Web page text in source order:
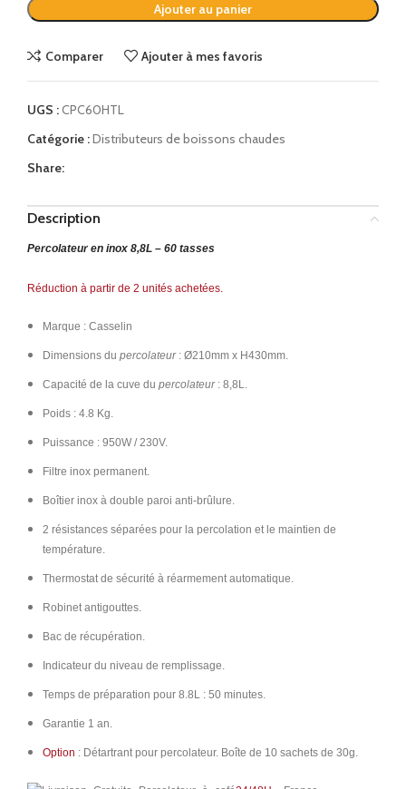
Ajouter au panier
Comparer Ajouter à mes favoris
UGS :CPC60HTL
Catégorie :Distributeurs de boissons chaudes
Share:
Description
Percolateur en inox 8,8L – 60 tasses
Réduction à partir de 2 unités achetées.
Marque : Casselin
Dimensions du percolateur: Ø210mm x H430mm.
Capacité de la cuve du percolateur: 8,8L.
Poids : 4.8 Kg.
Puissance : 950W / 230V.
Filtre inox permanent.
Boîtier inox à double paroi anti-brûlure.
2 résistances séparées pour la percolation et le maintien de
température.
Thermostat de sécurité à réarmement automatique.
Robinet antigouttes.
Bac de récupération.
Indicateur du niveau de remplissage.
Temps de préparation pour 8.8L : 50 minutes.
Garantie 1 an.
Option : Détartrant pour percolateur. Boîte de 10 sachets de 30g.